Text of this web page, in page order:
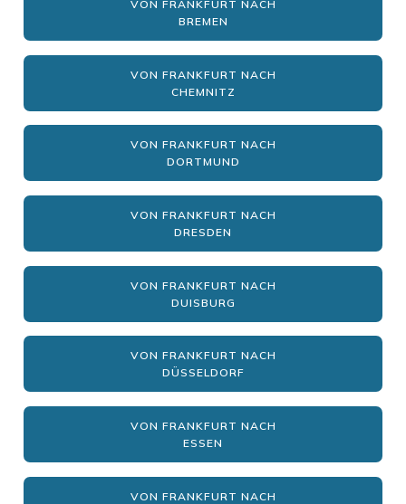
VON FRANKFURT NACH
BREMEN
VON FRANKFURT NACH
CHEMNITZ
VON FRANKFURT NACH
DORTMUND
VON FRANKFURT NACH
DRESDEN
VON FRANKFURT NACH
DUISBURG
VON FRANKFURT NACH
DÜSSELDORF
VON FRANKFURT NACH
ESSEN
VON FRANKFURT NACH